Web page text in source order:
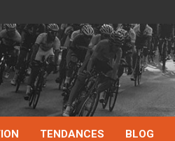
TENDANCES BLOG